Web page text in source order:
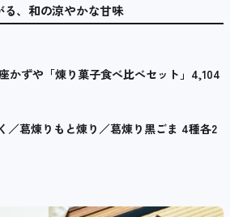
、和の涼やかな甘味
かずや「煉り菓子食べ比べセット」 4,104
／葛煉りもと煉り／葛煉り黒ごま 4種各2